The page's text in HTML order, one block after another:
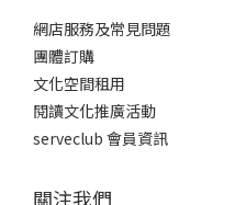
網店服務及常見問題
團體訂購
文化空間租用
閱讀文化推廣活動
serveclub 會員資訊
關注我們